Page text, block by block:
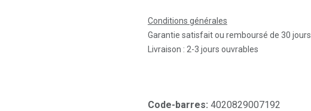
Conditions générales
Garantie satisfait ou remboursé de 30 jours
Livraison : 2-3 jours ouvrables
Code-barres: 4020829007192